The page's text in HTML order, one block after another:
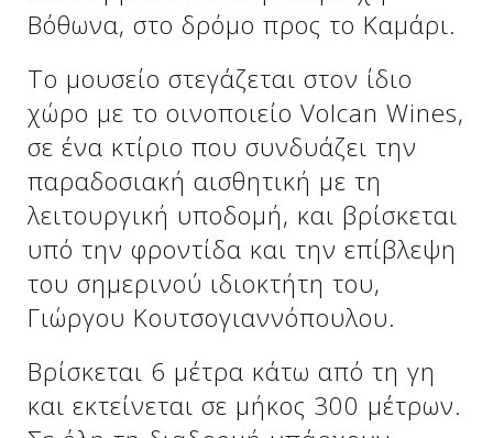
Δείτε μας:
Δείτε μας:
Δείτε μας:
Δείτε μας:
Δείτε μας:
Βόθωνα, στο δρόμο προς το Καμάρι.
Το μουσείο στεγάζεται στον ίδιο
χώρο με το οινοποιείο Volcan Wines,
σε ένα κτίριο που συνδυάζει την
παραδοσιακή αισθητική με τη
λειτουργική υποδομή, και βρίσκεται
υπό την φροντίδα και την επίβλεψη
του σημερινού ιδιοκτήτη του,
Γιώργου Κουτσογιαννόπουλου.
Βρίσκεται 6 μέτρα κάτω από τη γη
και εκτείνεται σε μήκος 300 μέτρων.